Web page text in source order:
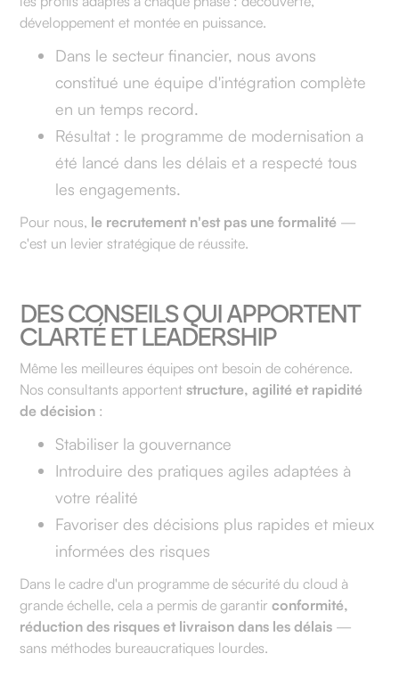
développement et montée en puissance.
Dans le secteur financier, nous avons
constitué une équipe d'intégration complète
en un temps record.
Résultat : le programme de modernisation a
été lancé dans les délais et a respecté tous
les engagements.
Pour nous, le recrutement n'est pas une formalité —
c'est un levier stratégique de réussite.
DES CONSEILS QUI APPORTENT
CLARTÉ ET LEADERSHIP
Même les meilleures équipes ont besoin de cohérence.
Nos consultants apportentstructure, agilité et rapidité
de décision :
Stabiliser la gouvernance
Introduire des pratiques agiles adaptées à
votre réalité
Favoriser des décisions plus rapides et mieux
informées des risques
Dans le cadre d'un programme de sécurité du cloud à
grande échelle, cela a permis de garantirconformité,
réduction des risques et livraison dans les délais —
sans méthodes bureaucratiques lourdes.